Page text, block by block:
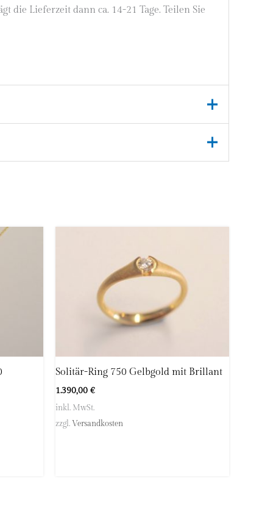
Lieferzeit dann ca. 14-21 Tage. Teilen Sie
Solitär-Ring 750 Gelbgold mit Brillant
1.390,00 €
inkl. MwSt.
zzgl. Versandkosten